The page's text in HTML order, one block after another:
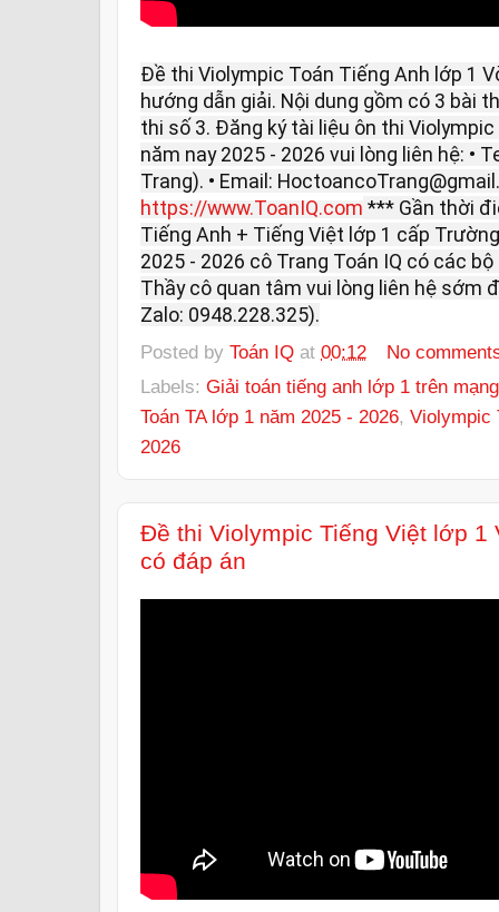
Đề thi Violympic Toán Tiếng Anh lớp 1
hướng dẫn giải. Nội dung gồm có 3 bài
thi số 3. Đăng ký tài liệu ôn thi
năm nay 2025 - 2026 vui lòng liên hệ: •
Trang). • Email:
https://www.ToanIQ.com *** Gần thời
Tiếng Anh + Tiếng Việt lớp 1 cấp
2025 - 2026 cô Trang Toán IQ có các
Thầy cô quan tâm vui lòng liên hệ sớm
Zalo: 0948.228.325).
Posted by Toán IQ at 00:12
No
Labels: Giải toán tiếng anh lớp 1 trên mạng
Toán TA lớp 1 năm 2025 - 2026, Violympic
2026
Đề thi Violympic Tiếng Việt lớp 1
có đáp án